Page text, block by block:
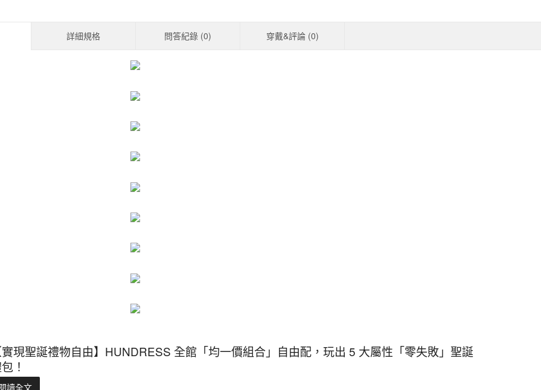
詳細規格 問答紀錄 (0) 穿戴&評論 (0)
現聖誕禮物自由】HUNDRESS 全館「均一價組合」自由配，玩出 5 大屬性「零失敗」聖誕
！
讀全文